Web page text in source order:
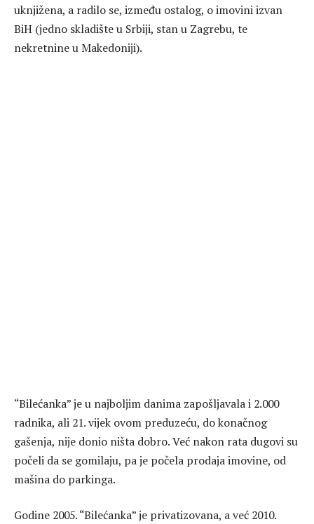
uknjižena, a radilo se, između ostalog, o imovini izvan
BiH (jedno skladište u Srbiji, stan u Zagrebu, te
nekretnine u Makedoniji).
“Bilećanka” je u najboljim danima zapošljavala i 2.000
radnika, ali 21. vijek ovom preduzeću, do konačnog
gašenja, nije donio ništa dobro. Već nakon rata dugovi su
počeli da se gomilaju, pa je počela prodaja imovine, od
mašina do parkinga.
Godine 2005. “Bilećanka” je privatizovana, a već 2010.